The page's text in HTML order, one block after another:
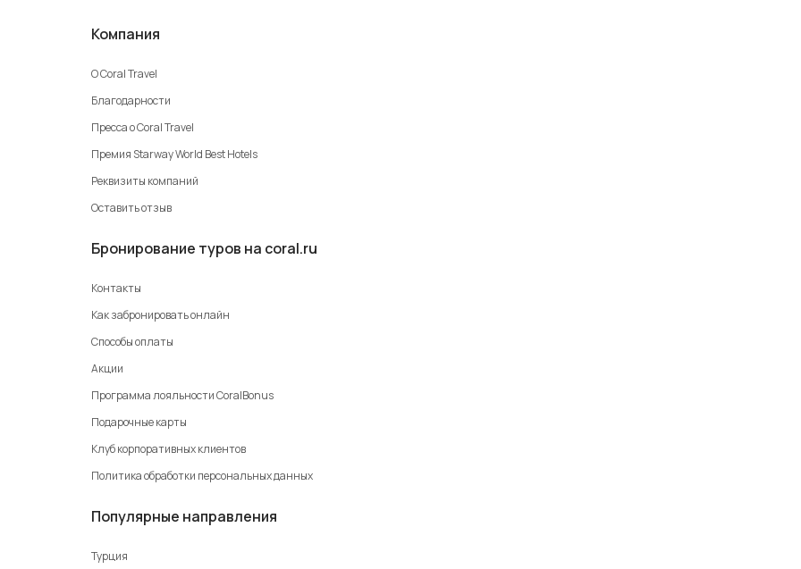
Компания
О Coral Travel
Благодарности
Пресса о Coral Travel
Премия Starway World Best Hotels
Реквизиты компаний
Оставить отзыв
Бронирование туров на coral.ru
Контакты
Как забронировать онлайн
Способы оплаты
Акции
Программа лояльности CoralBonus
Подарочные карты
Клуб корпоративных клиентов
Политика обработки персональных данных
Популярные направления
Турция